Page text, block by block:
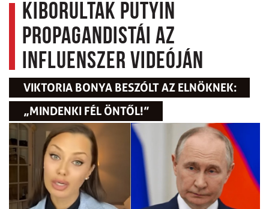
Kiborultak Putyin
propagandistái az
influenszer videóján
VIKTORIA BONYA BESZÓLT AZ ELNÖKNEK:
„MINDENKI FÉL ÖNTŐL!”